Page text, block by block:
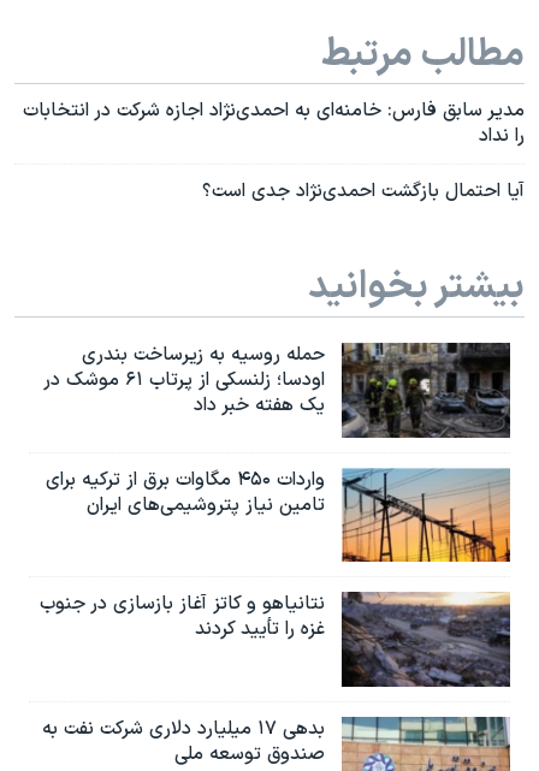
مطالب مرتبط
مدیر سابق فارس: خامنه‌ای به احمدی‌نژاد اجازه شرکت در انتخابات
را نداد
آیا احتمال بازگشت احمدی‌نژاد جدی است؟
بیشتر بخوانید
حمله روسیه به زیرساخت بندری
اودسا؛ زلنسکی از پرتاب ۶۱ موشک در
یک هفته خبر داد
واردات ۴۵۰ مگاوات برق از ترکیه برای
تامین نیاز پتروشیمی‌های ایران
نتانیاهو و کاتز آغاز بازسازی در جنوب
غزه را تأیید کردند
بدهی ۱۷ میلیارد دلاری شرکت نفت به
صندوق توسعه ملی